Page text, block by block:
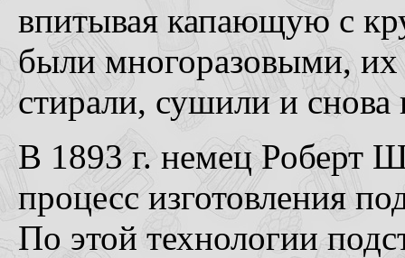
впитывая капающую с
были многоразовыми, их
стирали, сушили и снова
В 1893 г. немец Роберт
процесс изготовления
По этой технологии